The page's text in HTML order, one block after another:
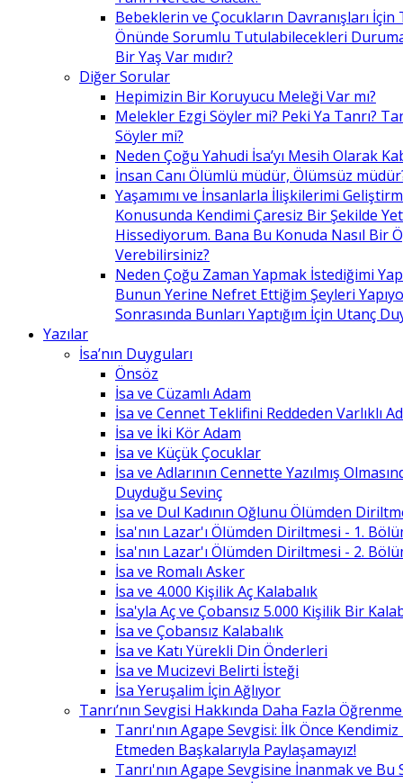
Bebeklerin ve Çocukların Davranışları İçin
Önünde Sorumlu Tutulabilecekleri
Bir Yaş Var mıdır?
Diğer Sorular
Hepimizin Bir Koruyucu Meleği Var mı?
Melekler Ezgi Söyler mi? Peki Ya Tanrı?
Söyler mi?
Neden Çoğu Yahudi İsa’yı Mesih Olarak
İnsan Canı Ölümlü müdür, Ölümsüz
Yaşamımı ve İnsanlarla İlişkilerimi
Konusunda Kendimi Çaresiz Bir Şekilde
Hissediyorum. Bana Bu Konuda Nasıl Bir
Verebilirsiniz?
Neden Çoğu Zaman Yapmak İstediğimi
Bunun Yerine Nefret Ettiğim Şeyleri
Sonrasında Bunları Yaptığım İçin Utanç
Yazılar
İsa’nın Duyguları
Önsöz
İsa ve Cüzamlı Adam
İsa ve Cennet Teklifini Reddeden Varlıklı
İsa ve İki Kör Adam
İsa ve Küçük Çocuklar
İsa ve Adlarının Cennette Yazılmış
Duyduğu Sevinç
İsa ve Dul Kadının Oğlunu Ölümden
İsa'nın Lazar'ı Ölümden Diriltmesi - 1.
İsa'nın Lazar'ı Ölümden Diriltmesi - 2.
İsa ve Romalı Asker
İsa ve 4.000 Kişilik Aç Kalabalık
İsa'yla Aç ve Çobansız 5.000 Kişilik Bir
İsa ve Çobansız Kalabalık
İsa ve Katı Yürekli Din Önderleri
İsa ve Mucizevi Belirti İsteği
İsa Yeruşalim İçin Ağlıyor
Tanrı’nın Sevgisi Hakkında Daha Fazla
Tanrı'nın Agape Sevgisi: İlk Önce
Etmeden Başkalarıyla Paylaşamayız!
Tanrı'nın Agape Sevgisine İnanmak ve Bu